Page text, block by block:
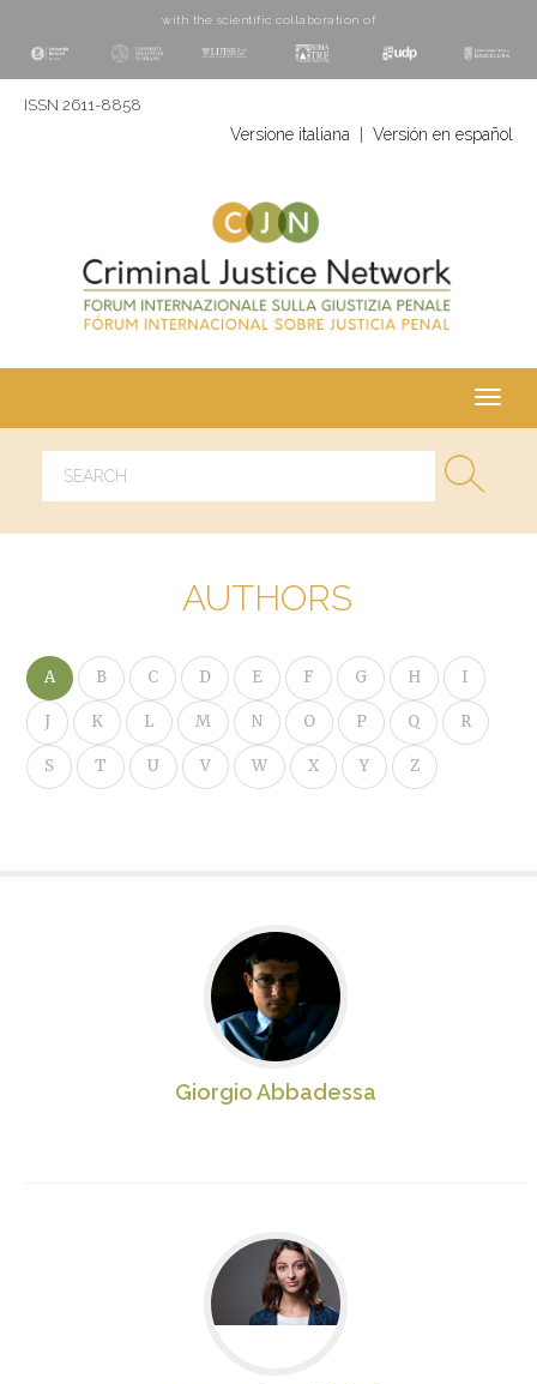
with the scientific collaboration of
ISSN 2611-8858
Versione italiana Versión en español
AUTHORS
A B C D E F G H I
J K L M N O P Q R
S T U V W X Y Z
Giorgio Abbadessa